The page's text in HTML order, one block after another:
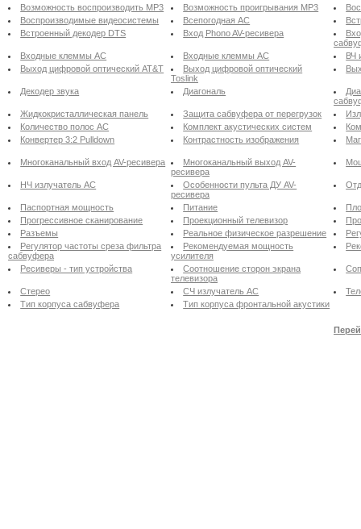
Возможность воспроизводить MP3
Возможность проигрывания MP3
Воспроизводимые видеосистемы
Всепогодная АС
Встроенный декодер DTS
Вход Phono AV-ресивера
Входные клеммы АС
Входные клеммы АС
ВЧ
Выход цифровой оптический AT&T
Выход цифровой оптический
Toslink
Декодер звука Диагональ
Жидкокристаллическая панель
Защита сабвуфера от перегрузок
Количество полос АС
Комплект акустических систем
Конвертер 3:2 Pulldown
Контрастность изображения
Многоканальный вход AV-ресивера
Многоканальный выход AV-
ресивера
НЧ излучатель АС
Особенности пульта ДУ AV-
ресивера
Паспортная мощность Питание
Прогрессивное сканирование
Проекционный телевизор
Разъемы
Реальное физическое разрешение
Регулятор частоты среза фильтра
сабвуфера
Рекомендуемая мощность
усилителя
Ресиверы - тип устройства
Соотношение сторон экрана
телевизора
Стерео СЧ излучатель АС
Тип корпуса сабвуфера
Тип корпуса фронтальной акустики